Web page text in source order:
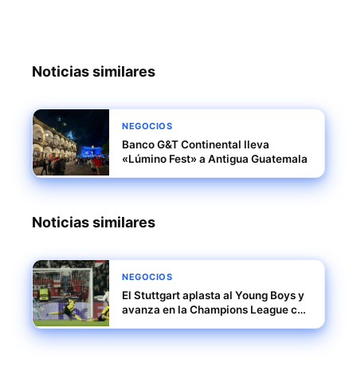
Noticias similares
NEGOCIOS
Banco G&T Continental lleva
«Lúmino Fest» a Antigua Guatemala
Noticias similares
NEGOCIOS
El Stuttgart aplasta al Young Boys y
avanza en la Champions League con